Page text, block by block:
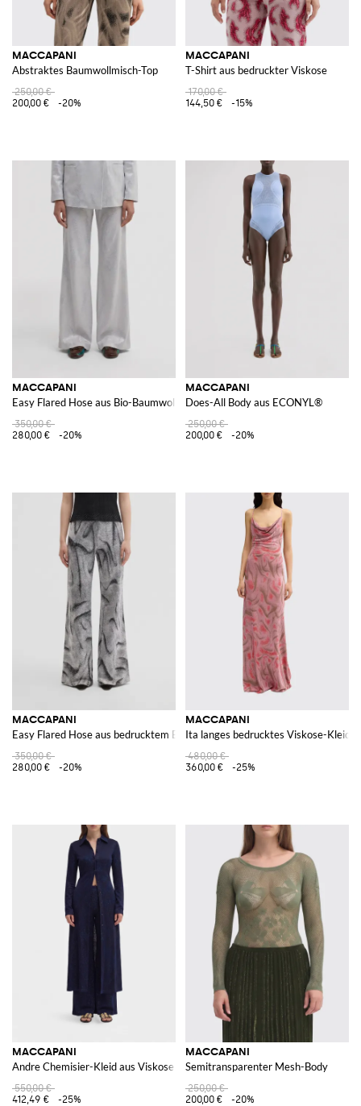
MACCAPANI
Abstraktes Baumwollmisch-Top
250,00 €
200,00 €
-20%
MACCAPANI
T-Shirt aus bedruckter Viskose
170,00 €
144,50 €
-15%
MACCAPANI
Easy Flared Hose aus Bio-Baumwollmischung
350,00 €
280,00 €
-20%
MACCAPANI
Does-All Body aus ECONYL®
250,00 €
200,00 €
-20%
MACCAPANI
Easy Flared Hose aus bedrucktem Bio-Baumwollmischgewebe
350,00 €
280,00 €
-20%
MACCAPANI
Ita langes bedrucktes Viskose-Kleid
480,00 €
360,00 €
-25%
MACCAPANI
Andre Chemisier-Kleid aus Viskose
550,00 €
412,49 €
-25%
MACCAPANI
Semitransparenter Mesh-Body
250,00 €
200,00 €
-20%